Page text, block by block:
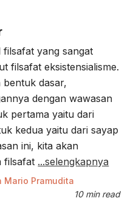
yang sangat
filsafat eksistensialisme.
bentuk dasar,
dengan wawasan
pertama yaitu dari
kedua yaitu dari sayap
ini, kita akan
filsafat ...selengkapnya
Mario Pramudita
10 min read